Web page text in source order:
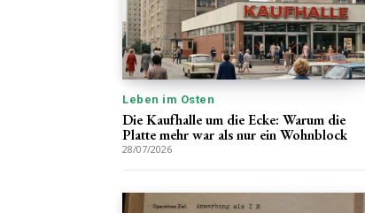
Leben im Osten
Die Kaufhalle um die Ecke: Warum die
Platte mehr war als nur ein Wohnblock
28/07/2026